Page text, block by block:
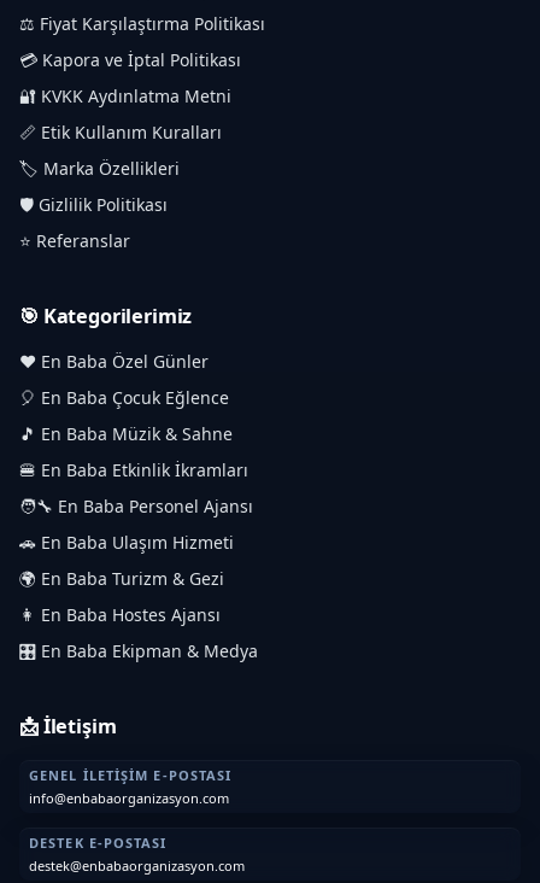
⚖️ Fiyat Karşılaştırma Politikası
💳 Kapora ve İptal Politikası
🔐 KVKK Aydınlatma Metni
📏 Etik Kullanım Kuralları
🏷️ Marka Özellikleri
🛡️ Gizlilik Politikası
⭐ Referanslar
🎯 Kategorilerimiz
❤️ En Baba Özel Günler
🎈 En Baba Çocuk Eğlence
🎵 En Baba Müzik & Sahne
🍔 En Baba Etkinlik İkramları
🧑‍🔧 En Baba Personel Ajansı
🚗 En Baba Ulaşım Hizmeti
🌍 En Baba Turizm & Gezi
👩 En Baba Hostes Ajansı
🎛️ En Baba Ekipman & Medya
📩 İletişim
GENEL İLETIŞIM E-POSTASI
info@enbabaorganizasyon.com
DESTEK E-POSTASI
destek@enbabaorganizasyon.com